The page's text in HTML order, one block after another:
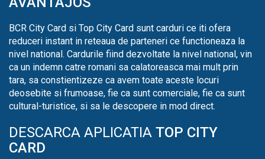
BCR City Card si Top City Card sunt carduri ce iti ofera
reduceri instant in reteaua de parteneri ce functioneaza la
nivel national. Cardurile fiind dezvoltate la nivel national, vin
ca un indemn catre romani sa calatoreasca mai mult prin
tara, sa constientizeze ca avem toate aceste locuri
deosebite si frumoase, fie ca sunt comerciale, fie ca sunt
cultural-turistice, si sa le descopere in mod direct.
DESCARCA APLICATIA TOP CITY
CARD